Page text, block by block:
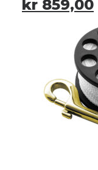
kr 859,00